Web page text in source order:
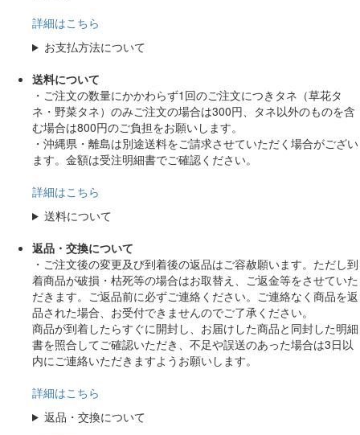
詳細はこちら
お支払方法について
送料について
・ご注文の数量にかかわらず1回のご注文につきタネ（草花タ
ネ・野菜タネ）のみご注文の場合は300円、タネ以外のものを含
む場合は800円のご負担をお願いします。
・沖縄県・離島は別途送料をご請求させていただく場合がござい
ます。金額は受注明細書でご確認ください。
詳細はこちら
送料について
返品・交換について
・ご注文後の変更及び到着後の返品はご容赦願います。ただし到
着商品が破損・枯死等の場合はお取替え、ご返金等をさせていた
だきます。ご返品前に必ずご連絡ください。ご連絡なく商品を返
品された場合、お受付できませんのでご了承ください。
商品が到着したらすぐに開封し、お届けした商品と同封した明細
書を照合してご確認いただき、不足や誤送のあった場合は3日以
内にご連絡いただきますようお願いします。
詳細はこちら
返品・交換について